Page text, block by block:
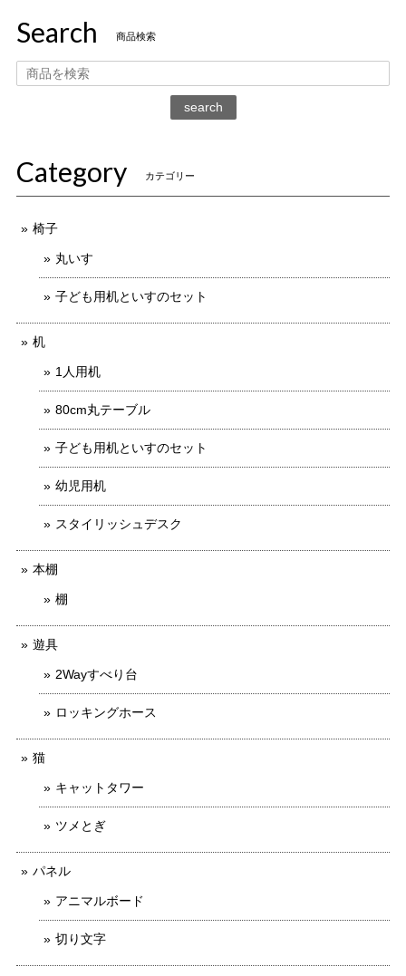
Search 商品検索
search
Category カテゴリー
椅子
丸いす
子ども用机といすのセット
机
1人用机
80cm丸テーブル
子ども用机といすのセット
幼児用机
スタイリッシュデスク
本棚
棚
遊具
2Wayすべり台
ロッキングホース
猫
キャットタワー
ツメとぎ
パネル
アニマルボード
切り文字